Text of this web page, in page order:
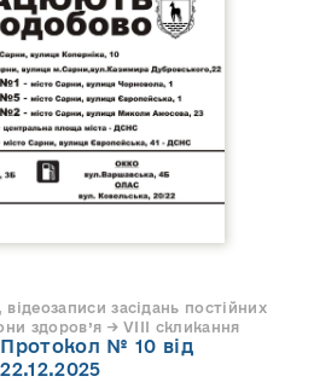
засідань постійних
здоров’я → VIII скликання
Протокол № 10 від
22.12.2025